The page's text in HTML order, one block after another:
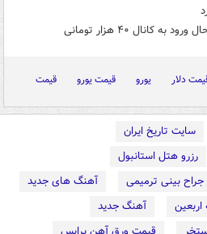
کانال ۴۰ هزار تومانی
دلار یورو قیمت یورو قیمت
سایت تاریخ ایران
رزرو هتل استانبول
جراح بینی ترمیمی
آهنگ های جدید
آهنگ جدید